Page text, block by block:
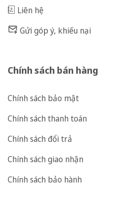
Liên hệ
Gửi góp ý, khiếu nại
Chính sách bán hàng
Chính sách bảo mật
Chính sách thanh toán
Chính sách đổi trả
Chính sách giao nhận
Chính sách bảo hành